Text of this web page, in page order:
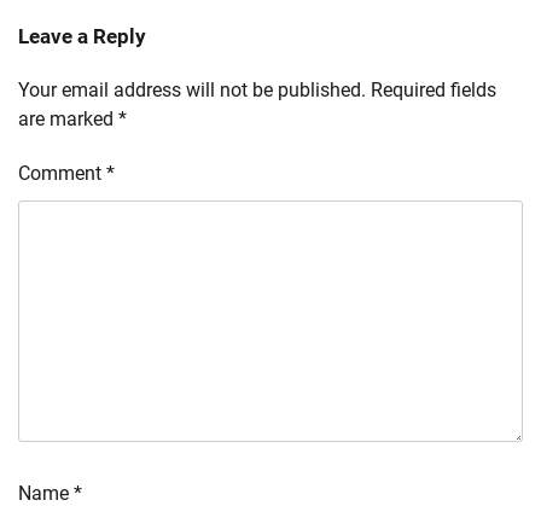
Leave a Reply
Your email address will not be published. Required fields
are marked *
Comment *
Name *